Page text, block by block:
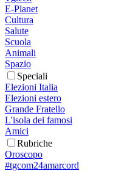
E-Planet
Cultura
Salute
Scuola
Animali
Spazio
Speciali
Elezioni Italia
Elezioni estero
Grande Fratello
L'isola dei famosi
Amici
Rubriche
Oroscopo
#tgcom24amarcord